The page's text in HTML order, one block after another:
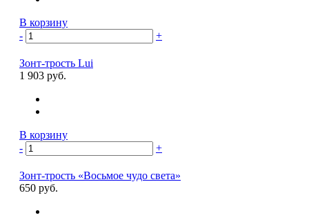
В корзину
-
+
Зонт-трость Lui
1 903 руб.
В корзину
-
+
Зонт-трость «Восьмое чудо света»
650 руб.